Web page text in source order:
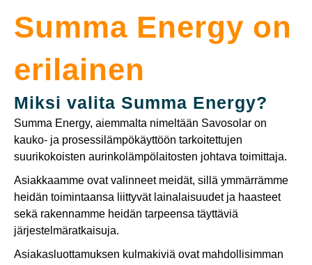
Summa Energy on
erilainen
Miksi valita Summa Energy?
Summa Energy, aiemmalta nimeltään Savosolar on
kauko- ja prosessilämpökäyttöön tarkoitettujen
suurikokoisten aurinkolämpölaitosten johtava toimittaja.
Asiakkaamme ovat valinneet meidät, sillä ymmärrämme
heidän toimintaansa liittyvät lainalaisuudet ja haasteet
sekä rakennamme heidän tarpeensa täyttäviä
järjestelmäratkaisuja.
Asiakasluottamuksen kulmakiviä ovat mahdollisimman